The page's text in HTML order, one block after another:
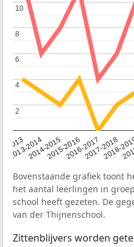
2013
2013-2014
2014-20152015-20162016-20172017-2018
2018-
2
2
4
4
6
6
8
8
10
10
Bovenstaande grafiek toont
het aantal leerlingen in
school heeft gezeten. De
van der Thijnenschool.
Zittenblijvers worden